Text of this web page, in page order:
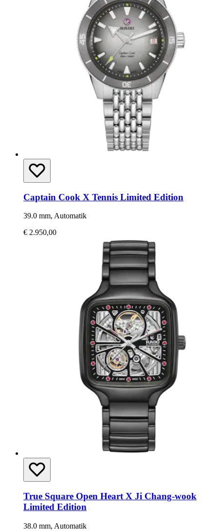
Captain Cook X Tennis Limited Edition
39.0 mm, Automatik
€ 2.950,00
True Square Open Heart X Ji Chang-wook
Limited Edition
38.0 mm, Automatik